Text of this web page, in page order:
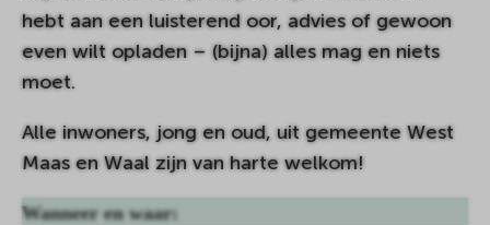
hebt aan een luisterend oor, advies of gewoon
even wilt opladen – (bijna) alles mag en niets
moet.
Alle inwoners, jong en oud, uit gemeente West
Maas en Waal zijn van harte welkom!
Wanneer en waar: